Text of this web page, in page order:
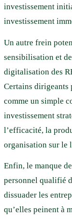
investissement
investissement
Un autre frein
sensibilisation et
digitalisation des
Certains dirigeants
comme un simple
investissement
l’efficacité, la
organisation sur le
Enfin, le manque
personnel qualifié
dissuader les
qu’elles peinent à